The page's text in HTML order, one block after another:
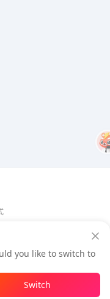
(0.01USD)
已售罄
you like to switch to
Switch